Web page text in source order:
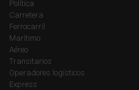
Política
Carretera
Ferrocarril
Marítimo
Aéreo
Transitarios
Operadores logísticos
Express